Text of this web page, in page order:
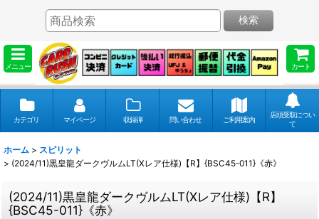
メニュー カート
検索
カテゴリ マイページ 収録弾 問い合わせ ご利用案内
店頭受取につい
て
ホーム > スピリット
> (2024/11)黒皇龍ダークヴルムLT(Xレア仕様)【R】{BSC45-011}《赤》
(2024/11)黒皇龍ダークヴルムLT(Xレア仕様)【R】
{BSC45-011}《赤》